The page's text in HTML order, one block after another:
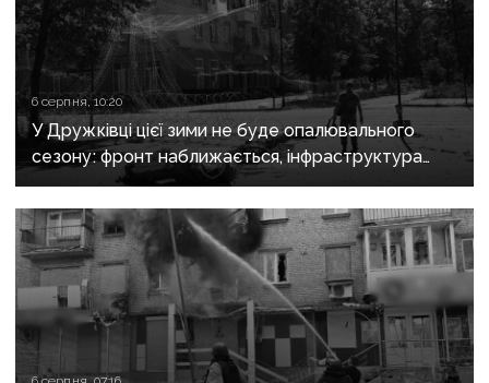
6 серпня, 10:20
У Дружківці цієї зими не буде опалювального
сезону: фронт наближається, інфраструктура
критично зруйнована